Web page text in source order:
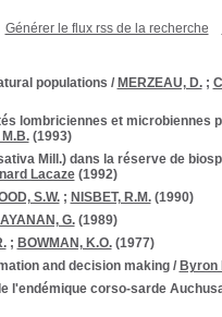
Générer le flux rss de la recherche
populations / MERZEAU, D.;
lombriciennes et microbiennes
(1993)
Mill.) dans la réserve de
Lacaze(1992)
S.W.; NISBET, R.M.(1990)
G.(1989)
; BOWMAN, K.O.(1977)
and decision making/ Byron
l'endémique corso-sarde